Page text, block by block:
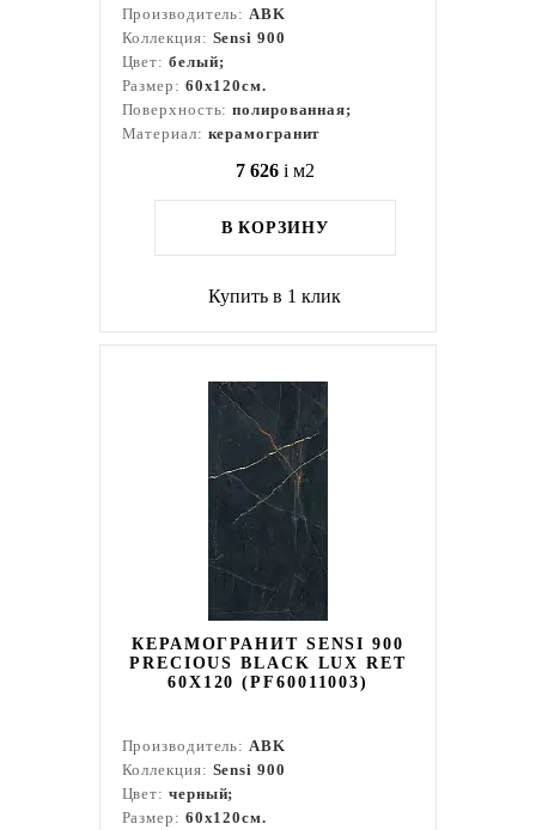
Производитель:ABK
Коллекция: Sensi 900
Цвет: белый;
Размер: 60x120см.
Поверхность:полированная;
Материал: керамогранит
7 626 i м2
В КОРЗИНУ
Купить в 1 клик
КЕРАМОГРАНИТ SENSI 900
PRECIOUS BLACK LUX RET
60X120 (PF60011003)
Производитель:ABK
Коллекция: Sensi 900
Цвет: черный;
Размер: 60x120см.